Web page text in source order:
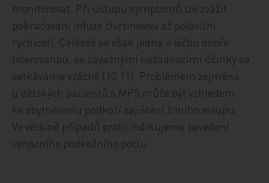
monitorovat. Při ústupu symptomů lze zvážit
pokračování infuze čtvrtinovou až poloviční
rychlostí. Celkově se však jedná o léčbu dobře
tolerovanou, se závažnými nežádoucími účinky se
setkáváme vzácně [10,11]. Problémem zejména
u dětských pacientů s MPS může být vzhledem
ke zbytnělému podkoží zajištění žilního vstupu.
Ve většině případů proto indikujeme zavedení
venózního podkožního portu.